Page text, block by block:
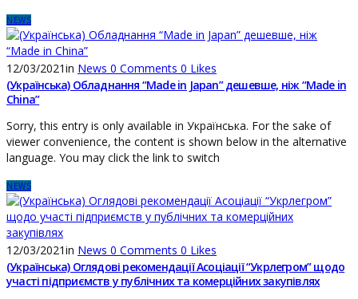
NEWS
12/03/2021in News 0 Comments 0 Likes
(Українська) Обладнання “Made in Japan” дешевше, ніж “Made in
China”
Sorry, this entry is only available in Українська. For the sake of
viewer convenience, the content is shown below in the alternative
language. You may click the link to switch
NEWS
12/03/2021in News 0 Comments 0 Likes
(Українська) Оглядові рекомендації Асоціації “Укрлегром” щодо
участі підприємств у публічних та комерційних закупівлях